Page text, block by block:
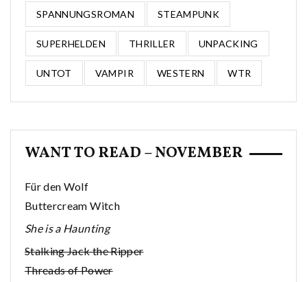
SPANNUNGSROMAN STEAMPUNK
SUPERHELDEN THRILLER UNPACKING
UNTOT VAMPIR WESTERN WTR
WANT TO READ – NOVEMBER
Für den Wolf
Buttercream Witch
She is a Haunting
Stalking Jack the Ripper
Threads of Power